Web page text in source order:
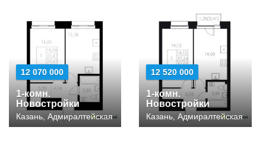
12 070 000
1-комн.
Новостройки
Казань, Адмиралтейская
12 520 000
1-комн.
Новостройки
Казань, Адмиралтейская